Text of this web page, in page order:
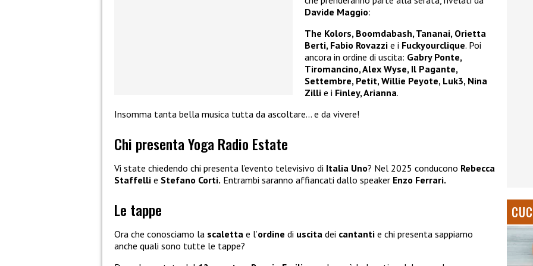
Davide Maggio:
The Kolors, Boomdabash, Tananai, Orietta
Berti, Fabio Rovazzi e i Fuckyourclique. Poi
ancora in ordine di uscita: Gabry Ponte,
Tiromancino, Alex Wyse, Il Pagante,
Settembre, Petit, Willie Peyote, Luk3, Nina
Zilli e i Finley, Arianna.
Insomma tanta bella musica tutta da ascoltare… e da vivere!
Chi presenta Yoga Radio Estate
Vi state chiedendo chi presenta l’evento televisivo di Italia Uno? Nel 2025 conducono Rebecca
Staffelli e Stefano Corti. Entrambi saranno affiancati dallo speaker Enzo Ferrari.
Le tappe
Ora che conosciamo la scaletta e l’ordine di uscita dei cantanti e chi presenta sappiamo
anche quali sono tutte le tappe?